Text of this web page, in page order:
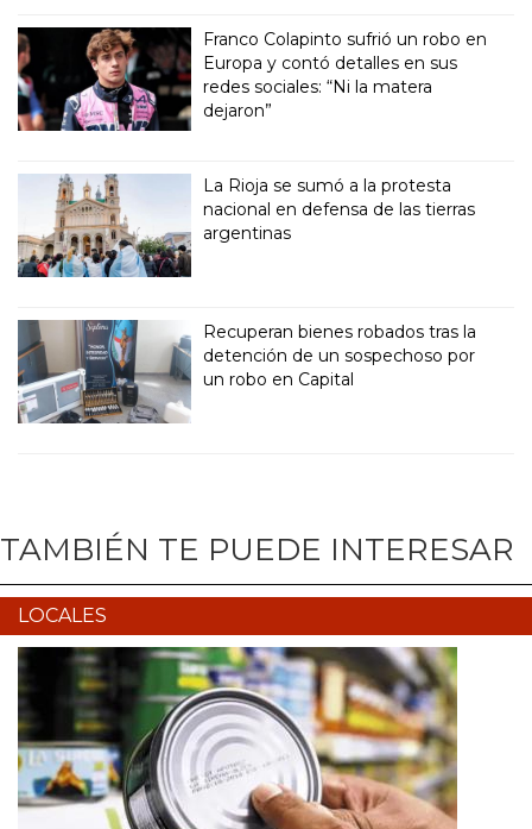
Franco Colapinto sufrió un robo en
Europa y contó detalles en sus
redes sociales: “Ni la matera
dejaron”
La Rioja se sumó a la protesta
nacional en defensa de las tierras
argentinas
Recuperan bienes robados tras la
detención de un sospechoso por
un robo en Capital
TAMBIÉN TE PUEDE INTERESAR
LOCALES